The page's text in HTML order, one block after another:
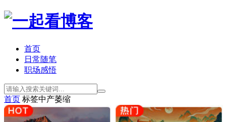
首页
日常随笔
职场感悟
首页 标签中产萎缩